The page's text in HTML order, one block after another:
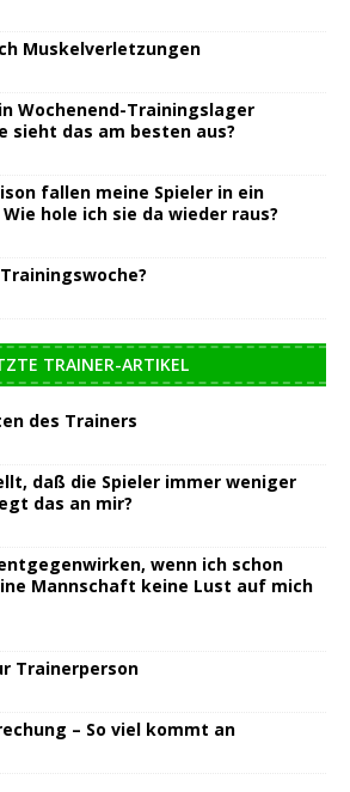
Muskelverletzungen
Wochenend-Trainingslager
sieht das am besten aus?
fallen meine Spieler in ein
hole ich sie da wieder raus?
TRAINER-ARTIKEL
des Trainers
daß die Spieler immer weniger
das an mir?
wenn ich schon
Mannschaft keine Lust auf mich
Trainerperson
– So viel kommt an